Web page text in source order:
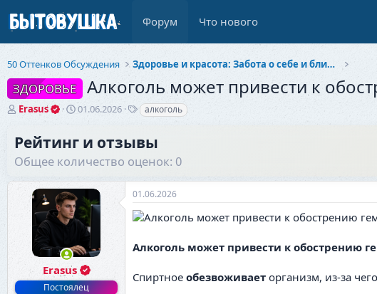
Форум Что нового
50 Оттенков Обсуждения Здоровье и красота: Забота о себе и близких
ЗДОРОВЬЕ Алкоголь может привести к
А
о
р
е
Erasus
Д
н
ч
а
л
а
01.06.2026
Т
и
алкоголь
Рейтинг и отзывы
Общее количество оценок: 0
Erasus
Постоялец
01.06.2026
Алкоголь может привести к обострению
Спиртное обезвоживает организм, из-за чего